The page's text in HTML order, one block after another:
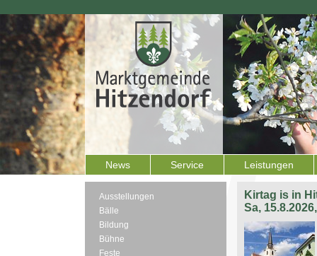
News Service Leistungen
Ausstellungen
Bälle
Bildung
Bühne
Feste
Kirtag is in
Sa,